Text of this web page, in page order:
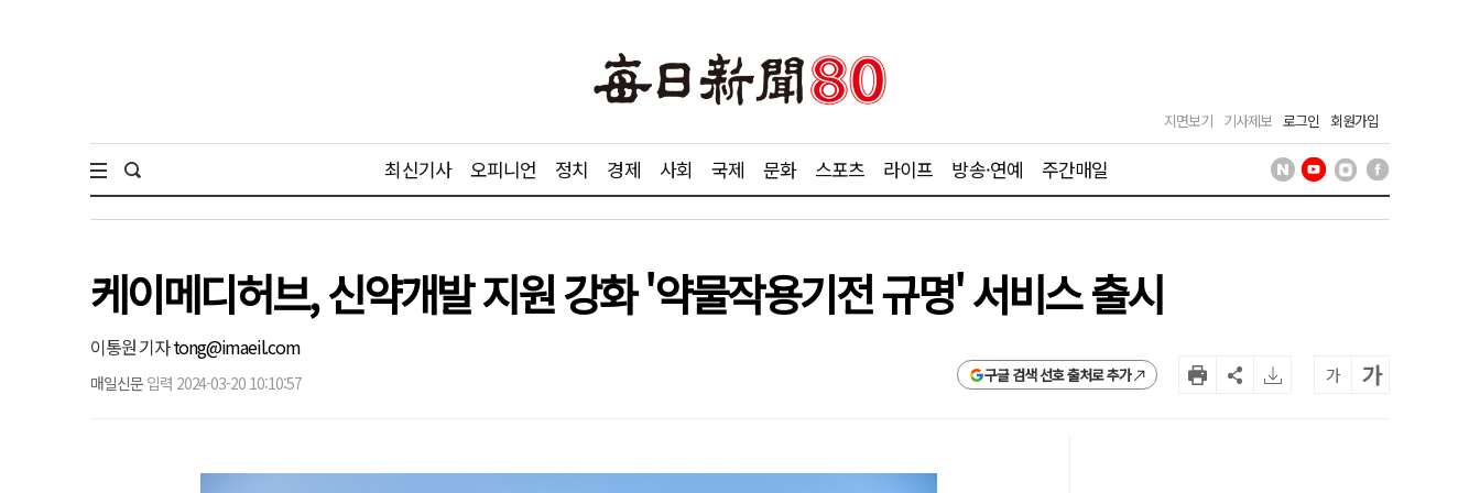
지면보기 기사제보 로그인 회원가입
최신기사 오피니언 정치 경제 사회 국제 문화 스포츠 라이프 방송·연예 주간매일
케이메디허브, 신약개발 지원 강화 '약물작용기전 규명' 서비스 출시
이통원 기자tong@imaeil.com
매일신문 입력 2024-03-20 10:10:57 구글 검색 선호 출처로 추가 가 가